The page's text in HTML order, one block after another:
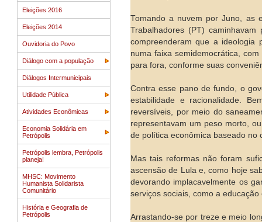
Eleições 2016
Eleições 2014
Ouvidoria do Povo
Diálogo com a população
Diálogos Intermunicipais
Utilidade Pública
Atividades Econômicas
Economia Solidária em
Petrópolis
Petrópolis lembra, Petrópolis
planeja!
MHSC: Movimento
Humanista Solidarista
Comunitário
História e Geografia de
Petrópolis
Tomando a nuvem por Juno, as
Trabalhadores (PT)
compreenderam que a ideologia
numa faixa semidemocrática,
para fora, conforme suas
Contra esse pano de fundo, o
estabilidade e racionalidade.
reversíveis, por meio do
representavam um peso morto,
de política econômica baseado no
Mas tais reformas não foram
ascensão de Lula e, como hoje
devorando implacavelmente os
serviços sociais, como a educação
Arrastando-se por treze e meio